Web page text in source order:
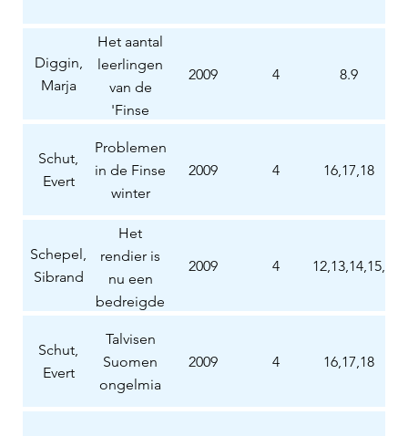
Diggin,
Marja
Het aantal
leerlingen
van de
'Finse
Utrecht en
omgeving'
heeft ons
allen
verrast!
2009 4 8.9
Schut,
Evert
Problemen
in de Finse
winter
2009 4 16,17,18
Schepel,
Sibrand
Het
rendier is
nu een
bedreigde
in Finland
2009 4 12,13,14,15,
Schut,
Evert
Talvisen
Suomen
ongelmia
2009 4 16,17,18